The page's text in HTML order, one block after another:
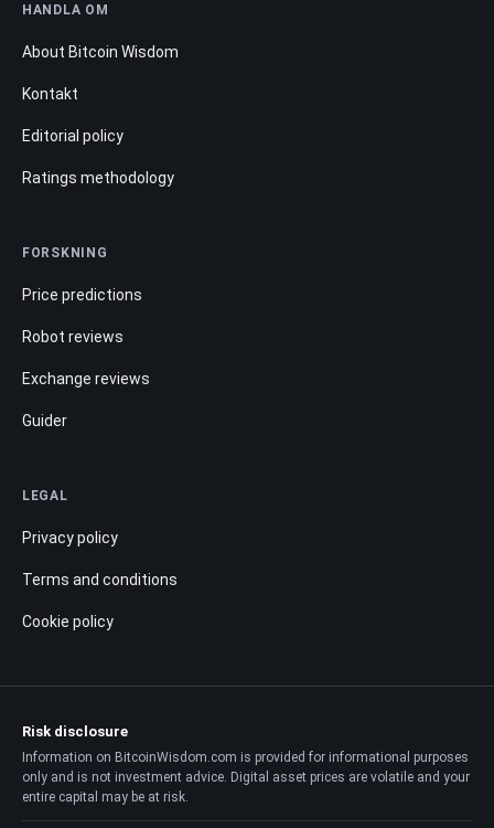
HANDLA OM
About Bitcoin Wisdom
Kontakt
Editorial policy
Ratings methodology
FORSKNING
Price predictions
Robot reviews
Exchange reviews
Guider
LEGAL
Privacy policy
Terms and conditions
Cookie policy
Risk disclosure
Information on BitcoinWisdom.com is provided for informational purposes
only and is not investment advice. Digital asset prices are volatile and your
entire capital may be at risk.